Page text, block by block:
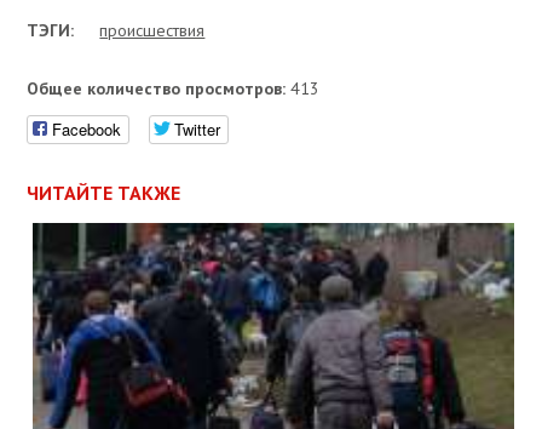
ТЭГИ: проиcшествия
Общее количество просмотров: 413
Facebook Twitter
ЧИТАЙТЕ ТАКЖЕ